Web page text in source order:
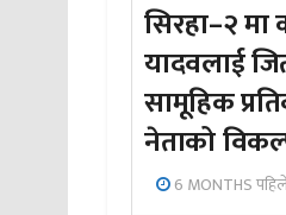
सिरहा–२ मा
यादवलाई
सामूहिक
नेताको
6 MONTHS